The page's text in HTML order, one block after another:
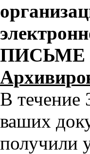
ПИСЬМЕ
В течение
ваших
получили